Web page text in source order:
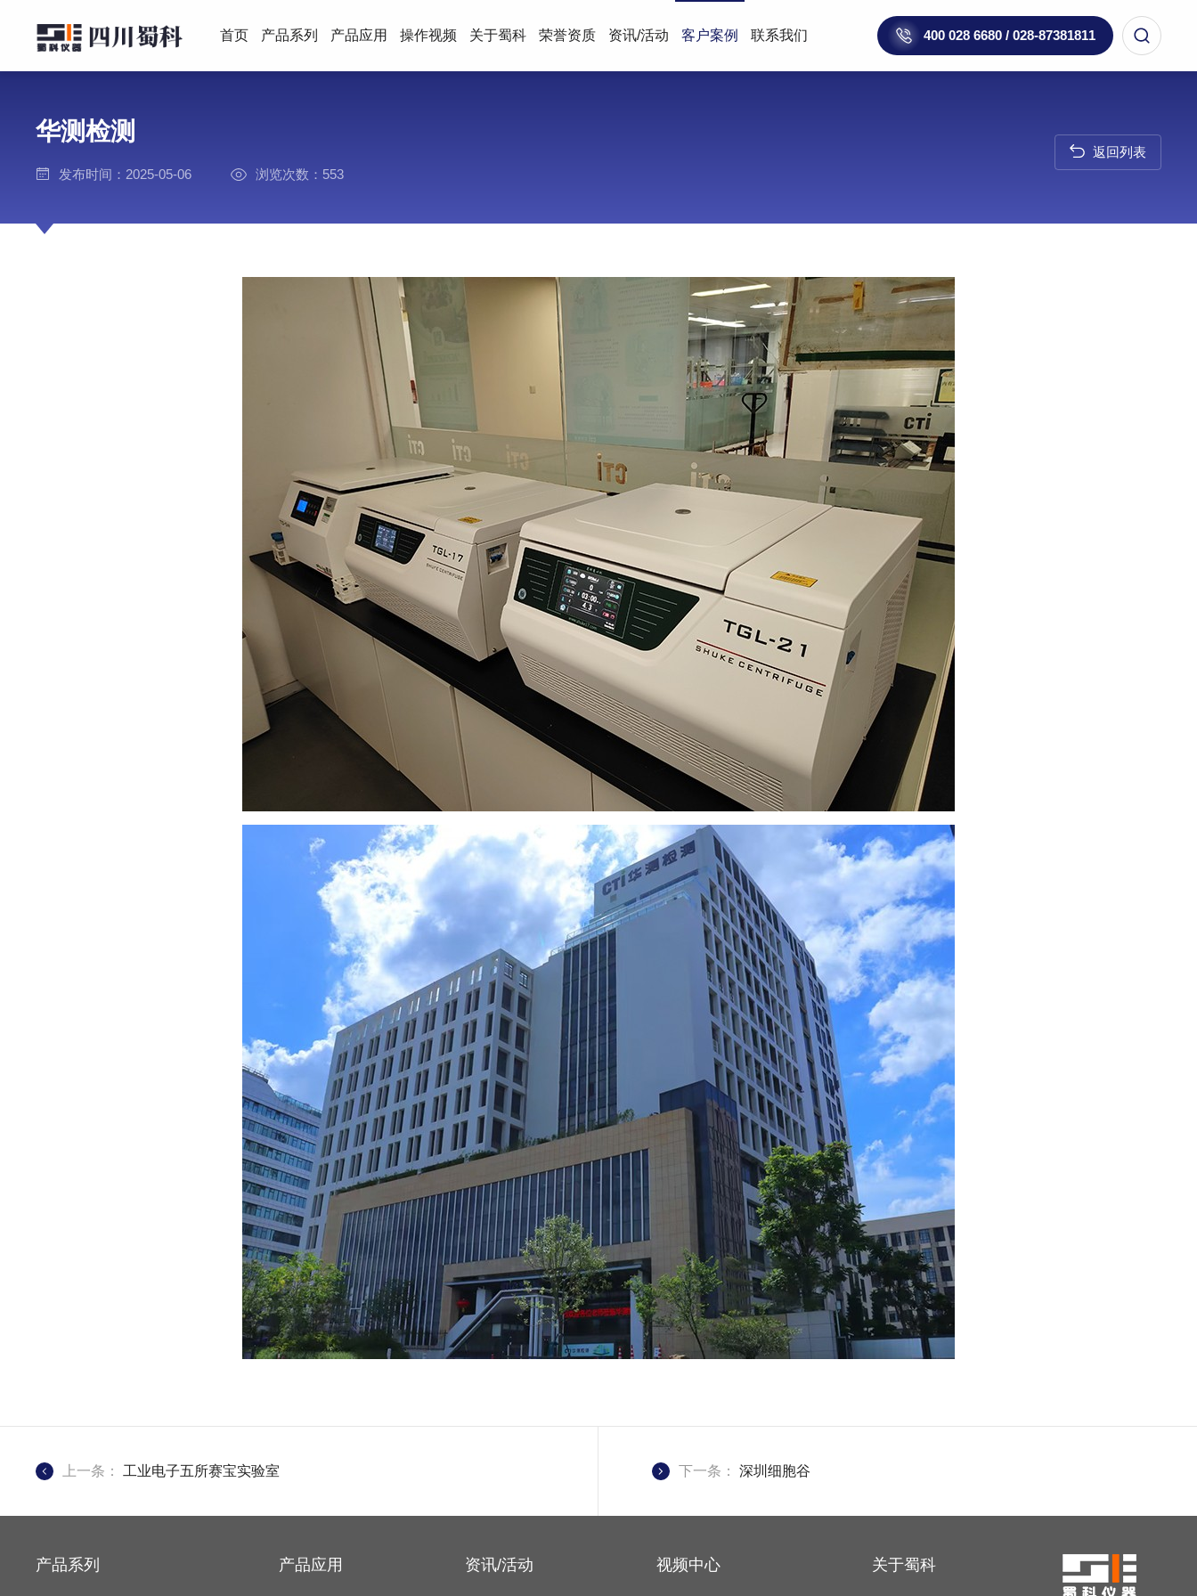
400 028 6680 / 028-87381811
首页 产品系列 产品应用 操作视频 关于蜀科 荣誉资质 资讯/活动 客户案例 联系我们
华测检测
发布时间：2025-05-06 浏览次数：553
返回列表
上一条： 工业电子五所赛宝实验室 下一条： 深圳细胞谷
产品系列 产品应用 资讯/活动 视频中心 关于蜀科